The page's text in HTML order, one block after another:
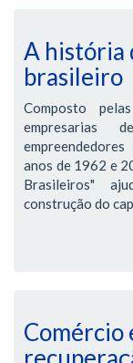
A história
brasileiro
Composto
empresarias
anos de 1962 e
Brasileiros"
construção do
Comércio